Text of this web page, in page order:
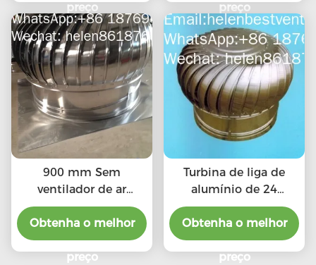
preço preço
900 mm Sem
ventilador de ar
condicionado
Obtenha o melhor
preço
Turbina de liga de
alumínio de 24
polegadas sem
ventilador de
eletricidade
Obtenha o melhor
preço